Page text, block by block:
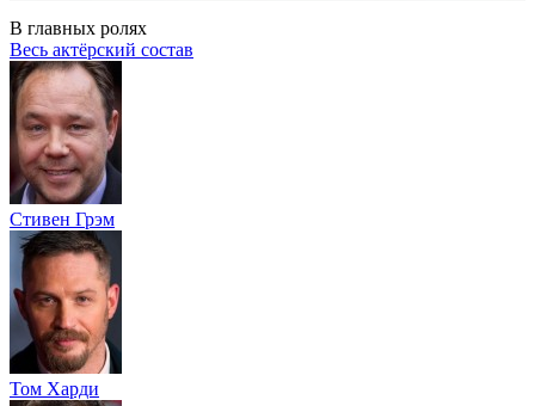
В главных ролях
Весь актёрский состав
Стивен Грэм
Том Харди